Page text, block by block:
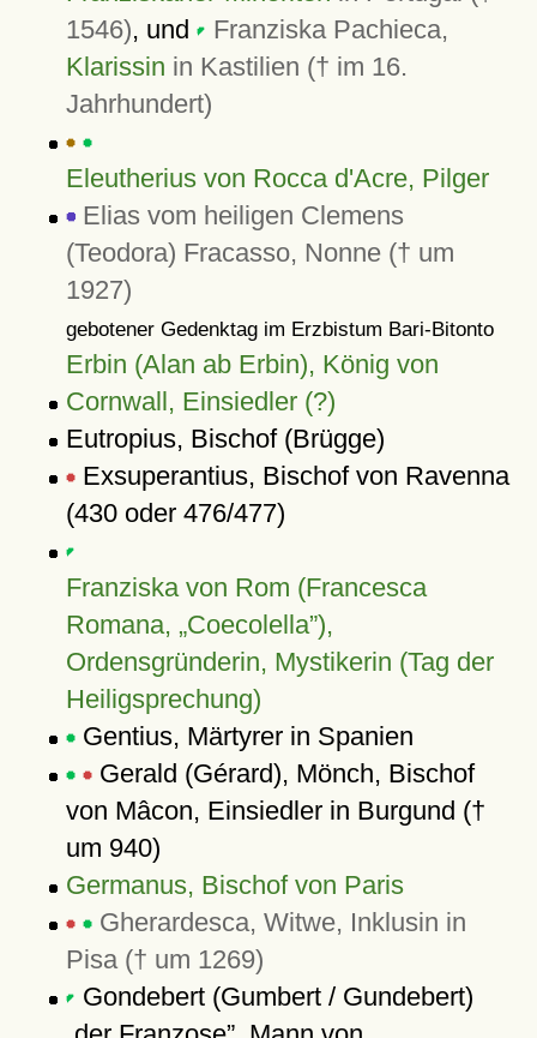
1546), und
Franziska Pachieca,
Klarissin in Kastilien († im 16.
Jahrhundert)
Eleutherius von Rocca d'Acre, Pilger
Elias vom heiligen Clemens
(Teodora) Fracasso, Nonne († um
1927)
gebotener Gedenktag im Erzbistum Bari-Bitonto
Erbin (Alan ab Erbin), König von
Cornwall, Einsiedler (?)
Eutropius, Bischof (Brügge)
Exsuperantius, Bischof von Ravenna
(430 oder 476/477)
Franziska von Rom (Francesca
Romana, Coecolella ),
Ordensgründerin, Mystikerin (Tag der
Heiligsprechung)
Gentius, Märtyrer in Spanien
Gerald (Gérard), Mönch, Bischof
von Mâcon, Einsiedler in Burgund (†
um 940)
Germanus, Bischof von Paris
Gherardesca, Witwe, Inklusin in
Pisa († um 1269)
Gondebert (Gumbert / Gundebert)